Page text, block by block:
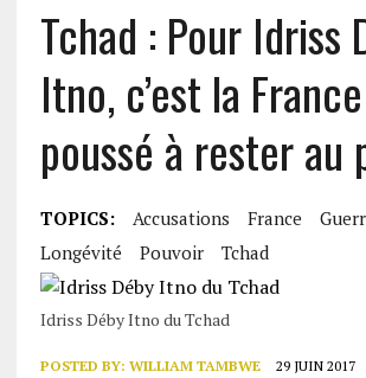
Tchad : Pour Idriss
Itno, c’est la
poussé à rester au
TOPICS: Accusations France
Longévité
Pouvoir Tchad
Idriss Déby Itno du Tchad
POSTED BY: WILLIAM TAMBWE 29 JUIN 2017